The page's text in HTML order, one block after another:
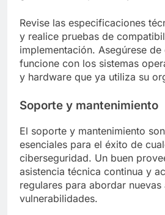
Revise las especificaciones
y realice pruebas de
implementación. Asegúrese
funcione con los sistemas
y hardware que ya utiliza su
Soporte y mantenimiento
El soporte y mantenimiento
esenciales para el éxito de
ciberseguridad. Un buen
asistencia técnica continua y
regulares para abordar nuevas
vulnerabilidades.